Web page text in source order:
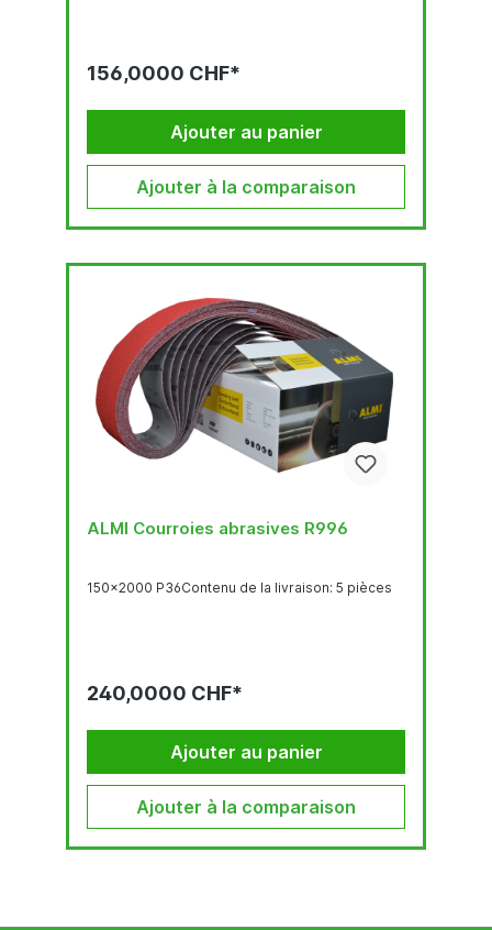
156,0000 CHF*
Ajouter au panier
Ajouter à la comparaison
ALMI Courroies abrasives R996
150x2000 P36Contenu de la livraison: 5 pièces
240,0000 CHF*
Ajouter au panier
Ajouter à la comparaison